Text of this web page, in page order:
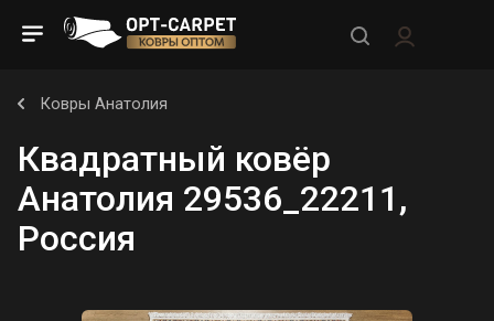
Ковры Анатолия
Квадратный ковёр
Анатолия 29536_22211,
Россия